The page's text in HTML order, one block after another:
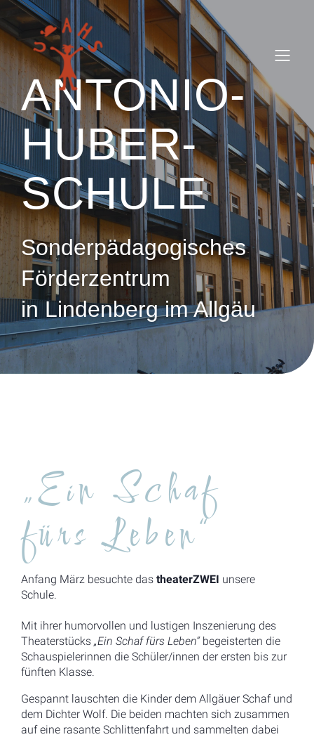
ANTONIO-
HUBER-
SCHULE
Sonderpädagogisches
Förderzentrum
in Lindenberg im Allgäu
„Ein Schaf
fürs Leben“
Anfang März besuchte das theaterZWEI unsere
Schule.
Mit ihrer humorvollen und lustigen Inszenierung des
Theaterstücks „Ein Schaf fürs Leben“begeisterten die
Schauspielerinnen die Schüler/innen der ersten bis zur
fünften Klasse.
Gespannt lauschten die Kinder dem Allgäuer Schaf und
dem Dichter Wolf. Die beiden machten sich zusammen
auf eine rasante Schlittenfahrt und sammelten dabei